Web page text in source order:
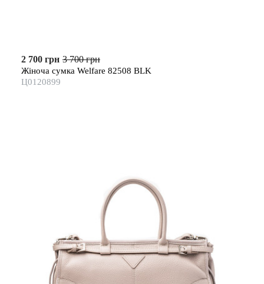
2 700 грн 3 700 грн
Жіноча сумка Welfare 82508 BLK
Ц0120899